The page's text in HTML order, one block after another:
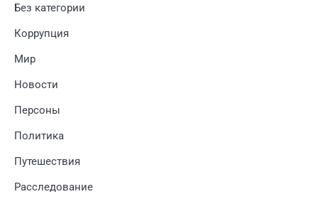
Без категории
Коррупция
Мир
Новости
Персоны
Политика
Путешествия
Расследование